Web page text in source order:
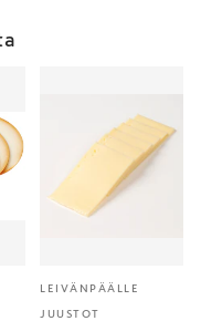
LEIVÄNPÄÄLLE
JUUSTOT